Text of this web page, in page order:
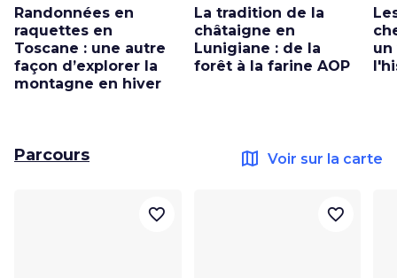
Randonnées en
raquettes en
Toscane : une autre
façon d’explorer la
montagne en hiver
La tradition de la
châtaigne en
Lunigiane : de la
forêt à la farine AOP
un
Parcours map Voir sur la carte
favorite_border favorite_border